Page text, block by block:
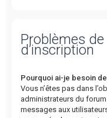
Problèmes
d’inscription
Pourquoi ai-je besoin de
Vous n’êtes pas dans
administrateurs du
messages aux